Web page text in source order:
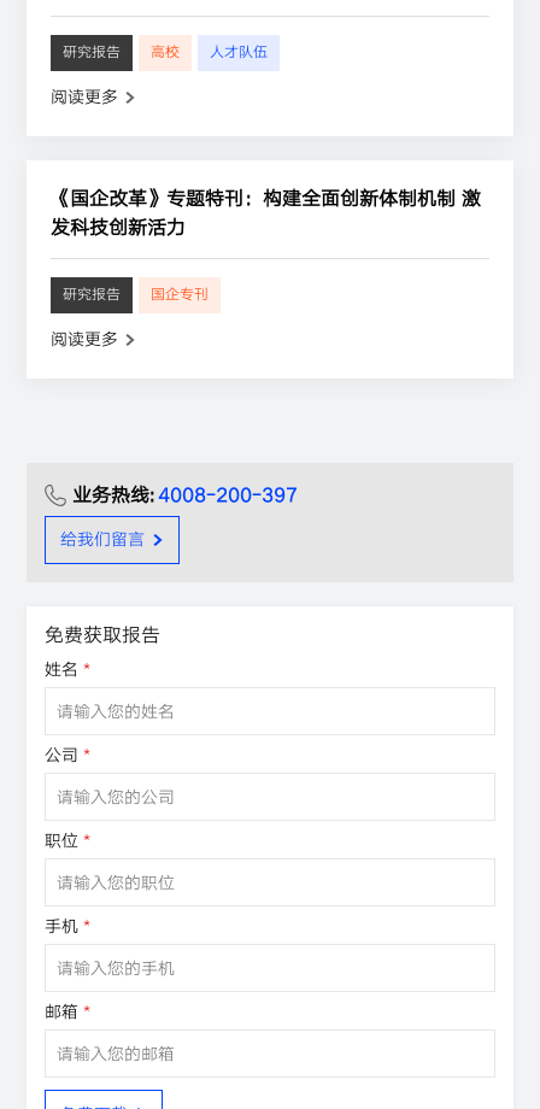
研究报告 高校 人才队伍
阅读更多
《国企改革》专题特刊：构建全面创新体制机制 激
发科技创新活力
研究报告 国企专刊
阅读更多
业务热线:4008-200-397
给我们留言
免费获取报告
姓名 *
公司 *
职位 *
手机 *
邮箱 *